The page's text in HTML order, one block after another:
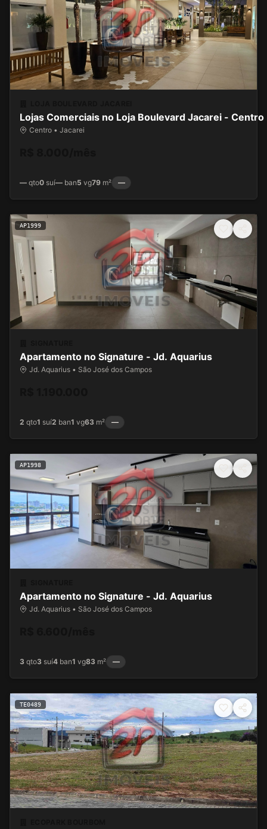
Lojas Comerciais no Loja Boulevard Jacarei - Centro
Centro • Jacarei
— qto0 suí— ban5 vg79 m² —
AP1999
Apartamento no Signature - Jd. Aquarius
Jd. Aquarius • São José dos Campos
2 qto1 suí2 ban1 vg63 m² —
AP1998
Apartamento no Signature - Jd. Aquarius
Jd. Aquarius • São José dos Campos
3 qto3 suí4 ban1 vg83 m² —
TE0489